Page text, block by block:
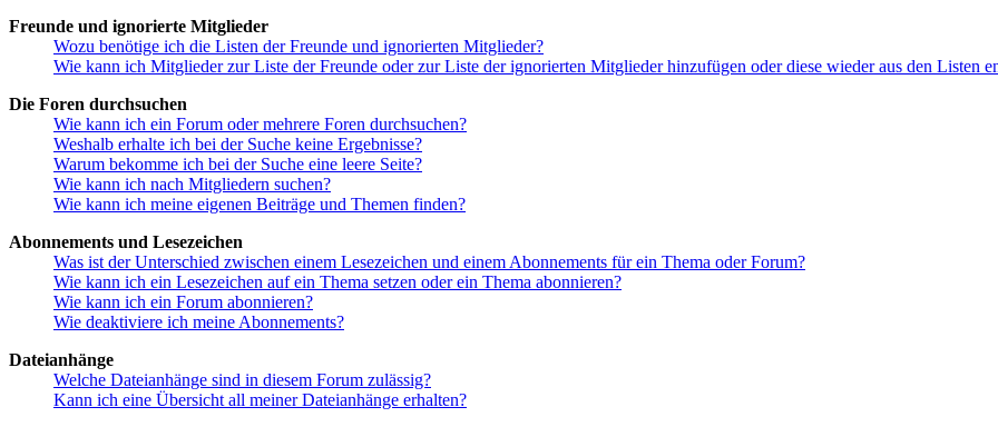
Freunde und ignorierte Mitglieder
Wozu benötige ich die Listen der Freunde und ignorierten Mitglieder?
Wie kann ich Mitglieder zur Liste der Freunde oder zur Liste der ignorierten Mitglieder hinzufügen oder diese wieder aus den Listen
Die Foren durchsuchen
Wie kann ich ein Forum oder mehrere Foren durchsuchen?
Weshalb erhalte ich bei der Suche keine Ergebnisse?
Warum bekomme ich bei der Suche eine leere Seite?
Wie kann ich nach Mitgliedern suchen?
Wie kann ich meine eigenen Beiträge und Themen finden?
Abonnements und Lesezeichen
Was ist der Unterschied zwischen einem Lesezeichen und einem Abonnements für ein Thema oder Forum?
Wie kann ich ein Lesezeichen auf ein Thema setzen oder ein Thema abonnieren?
Wie kann ich ein Forum abonnieren?
Wie deaktiviere ich meine Abonnements?
Dateianhänge
Welche Dateianhänge sind in diesem Forum zulässig?
Kann ich eine Übersicht all meiner Dateianhänge erhalten?